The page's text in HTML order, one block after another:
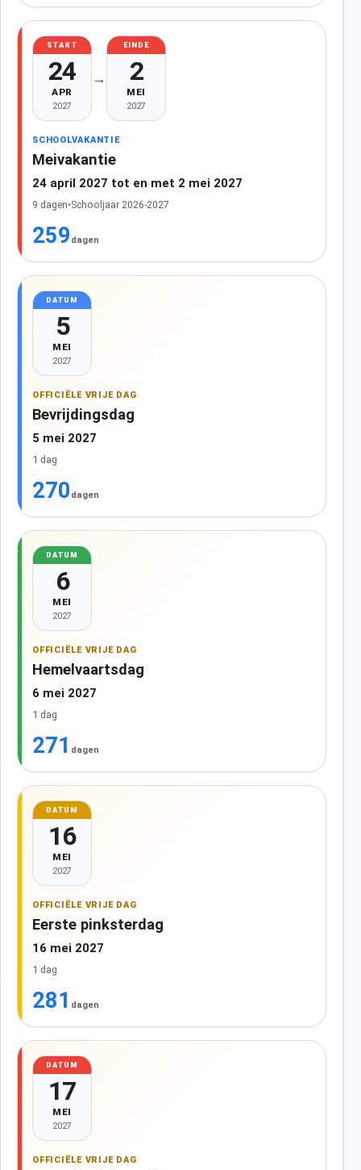
START
24
APR
2027
→
EINDE
2
MEI
2027
SCHOOLVAKANTIE
Meivakantie
24 april 2027 tot en met 2 mei 2027
9 dagen•Schooljaar 2026-2027
259 dagen
DATUM
5
MEI
2027
OFFICIËLE VRIJE DAG
Bevrijdingsdag
5 mei 2027
1 dag
270 dagen
DATUM
6
MEI
2027
OFFICIËLE VRIJE DAG
Hemelvaartsdag
6 mei 2027
1 dag
271 dagen
DATUM
16
MEI
2027
OFFICIËLE VRIJE DAG
Eerste pinksterdag
16 mei 2027
1 dag
281 dagen
DATUM
17
MEI
2027
OFFICIËLE VRIJE DAG